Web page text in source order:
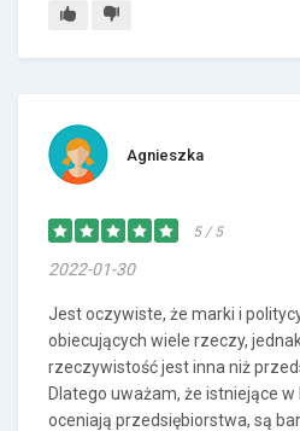
Agnieszka
5 / 5
2022-01-30
Jest oczywiste, że marki i
obiecujących wiele rzeczy,
rzeczywistość jest inna niż
Dlatego uważam, że istniejące
oceniają przedsiębiorstwa, są